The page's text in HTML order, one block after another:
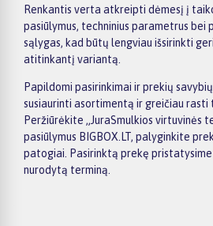
Renkantis verta atkreipti dėmesį į
pasiūlymus, techninius parametrus bei
sąlygas, kad būtų lengviau išsirinkti
atitinkantį variantą.
Papildomi pasirinkimai ir prekių
susiaurinti asortimentą ir greičiau rasti
Peržiūrėkite „JuraSmulkios virtuvinės
pasiūlymus BIGBOX.LT, palyginkite
patogiai. Pasirinktą prekę
nurodytą terminą.